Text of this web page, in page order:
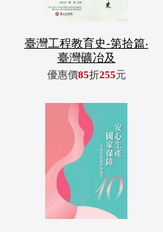
臺灣工程教育史-第拾篇‧
臺灣礦冶及
優惠價85折255元